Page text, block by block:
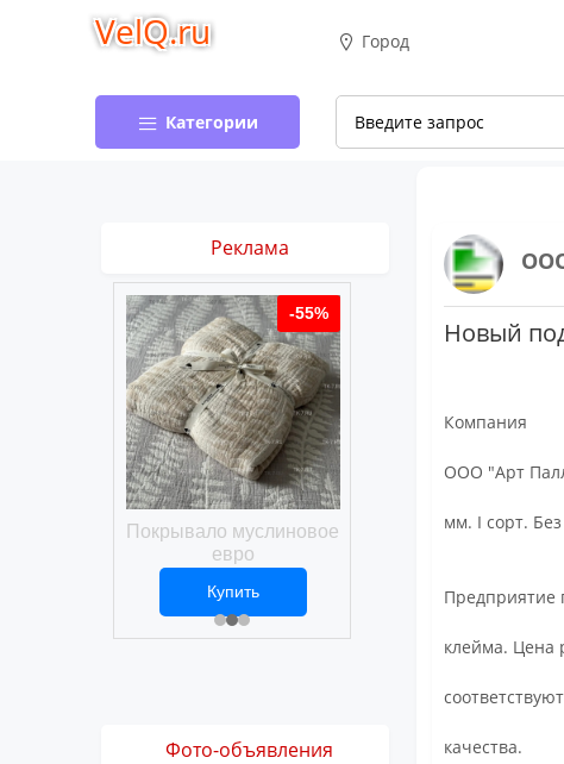
VelQ.ru Город
Категории
Новый
Компания
ООО "Арт
мм. I сорт.
Предприятие
клейма. Цена
качества.
Реклама
-55%
Покрывало муслиновое
евро
2 469 ₽
Купить
-
3 061 ₽
Купить
Фото-объявления